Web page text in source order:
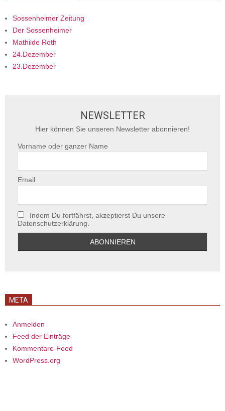
Sossenheimer Zeitung
Der Sossenheimer
Mathilde Roth
24.Dezember
23.Dezember
NEWSLETTER
Hier können Sie unseren Newsletter abonnieren!
Vorname oder ganzer Name
Email
Indem Du fortfährst, akzeptierst Du unsere
Datenschutzerklärung.
META
Anmelden
Feed der Einträge
Kommentare-Feed
WordPress.org